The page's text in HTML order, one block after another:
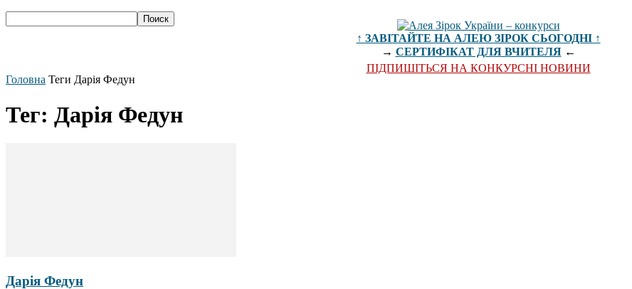
↑ ЗАВІТАЙТЕ НА АЛЕЮ ЗІРОК СЬОГОДНІ ↑
→ СЕРТИФІКАТ ДЛЯ ВЧИТЕЛЯ←
ПІДПИШІТЬСЯ НА КОНКУРСНІ НОВИНИ
Головна Теги Дарія Федун
Тег: Дарія Федун
Дарія Федун